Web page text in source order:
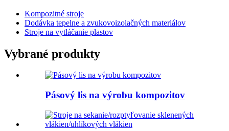
Kompozitné stroje
Dodávka tepelne a zvukovoizolačných materiálov
Stroje na vytláčanie plastov
Vybrané produkty
Pásový lis na výrobu kompozitov